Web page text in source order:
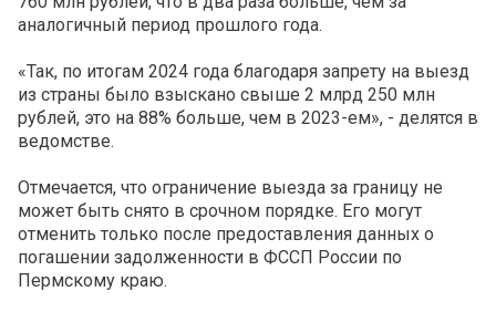
аналогичный период прошлого года.
«Так, по итогам 2024 года благодаря запрету на выезд
из страны было взыскано свыше 2 млрд 250 млн
рублей, это на 88% больше, чем в 2023-ем», - делятся в
ведомстве.
Отмечается, что ограничение выезда за границу не
может быть снято в срочном порядке. Его могут
отменить только после предоставления данных о
погашении задолженности в ФССП России по
Пермскому краю.